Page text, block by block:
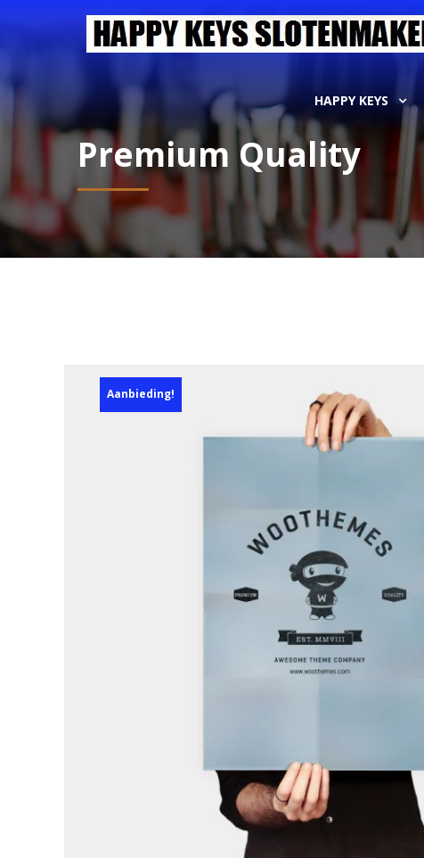
HAPPY KEYS
Premium Quality
Aanbieding!